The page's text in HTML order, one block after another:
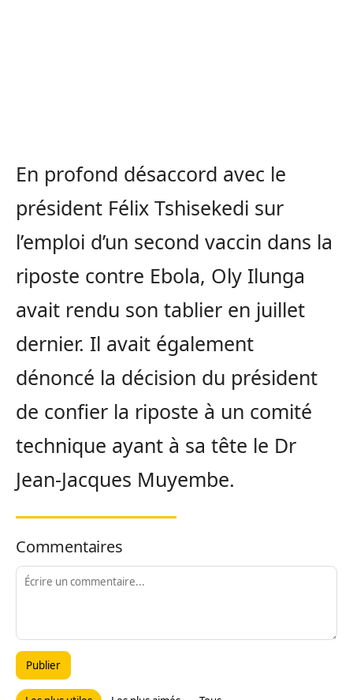
En profond désaccord avec le
président Félix Tshisekedi sur
l’emploi d’un second vaccin dans la
riposte contre Ebola, Oly Ilunga
avait rendu son tablier en juillet
dernier. Il avait également
dénoncé la décision du président
de confier la riposte à un comité
technique ayant à sa tête le Dr
Jean-Jacques Muyembe.
Commentaires
Publier